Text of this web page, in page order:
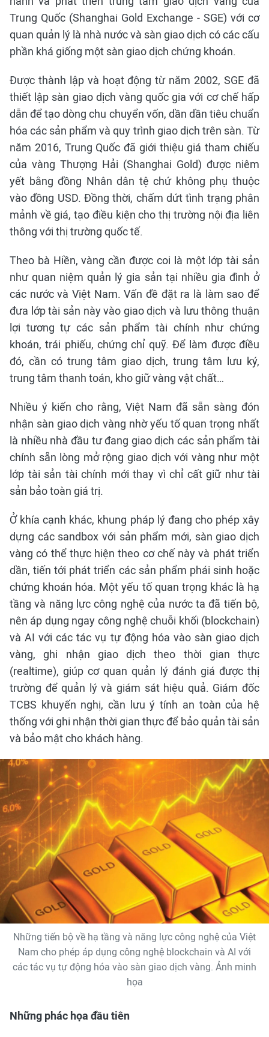
Trung Quốc (Shanghai Gold Exchange - SGE) với cơ
quan quản lý là nhà nước và sàn giao dịch có các cấu
phần khá giống một sàn giao dịch chứng khoán.
Được thành lập và hoạt động từ năm 2002, SGE đã
thiết lập sàn giao dịch vàng quốc gia với cơ chế hấp
dẫn để tạo dòng chu chuyển vốn, dần dần tiêu chuẩn
hóa các sản phẩm và quy trình giao dịch trên sàn. Từ
năm 2016, Trung Quốc đã giới thiệu giá tham chiếu
của vàng Thượng Hải (Shanghai Gold) được niêm
yết bằng đồng Nhân dân tệ chứ không phụ thuộc
vào đồng USD. Đồng thời, chấm dứt tình trạng phân
mảnh về giá, tạo điều kiện cho thị trường nội địa liên
thông với thị trường quốc tế.
Theo bà Hiền, vàng cần được coi là một lớp tài sản
như quan niệm quản lý gia sản tại nhiều gia đình ở
các nước và Việt Nam. Vấn đề đặt ra là làm sao để
đưa lớp tài sản này vào giao dịch và lưu thông thuận
lợi tương tự các sản phẩm tài chính như chứng
khoán, trái phiếu, chứng chỉ quỹ. Để làm được điều
đó, cần có trung tâm giao dịch, trung tâm lưu ký,
trung tâm thanh toán, kho giữ vàng vật chất…
Nhiều ý kiến cho rằng, Việt Nam đã sẵn sàng đón
nhận sàn giao dịch vàng nhờ yếu tố quan trọng nhất
là nhiều nhà đầu tư đang giao dịch các sản phẩm tài
chính sẵn lòng mở rộng giao dịch với vàng như một
lớp tài sản tài chính mới thay vì chỉ cất giữ như tài
sản bảo toàn giá trị.
Ở khía cạnh khác, khung pháp lý đang cho phép xây
dựng các sandbox với sản phẩm mới, sàn giao dịch
vàng có thể thực hiện theo cơ chế này và phát triển
dần, tiến tới phát triển các sản phẩm phái sinh hoặc
chứng khoán hóa. Một yếu tố quan trọng khác là hạ
tầng và năng lực công nghệ của nước ta đã tiến bộ,
nên áp dụng ngay công nghệ chuỗi khối (blockchain)
và AI với các tác vụ tự động hóa vào sàn giao dịch
vàng, ghi nhận giao dịch theo thời gian thực
(realtime), giúp cơ quan quản lý đánh giá được thị
trường để quản lý và giám sát hiệu quả. Giám đốc
TCBS khuyến nghị, cần lưu ý tính an toàn của hệ
thống với ghi nhận thời gian thực để bảo quản tài sản
và bảo mật cho khách hàng.
Những tiến bộ về hạ tầng và năng lực công nghệ của Việt
Nam cho phép áp dụng công nghệ blockchain và AI với
các tác vụ tự động hóa vào sàn giao dịch vàng. Ảnh minh
họa
Những phác họa đầu tiên